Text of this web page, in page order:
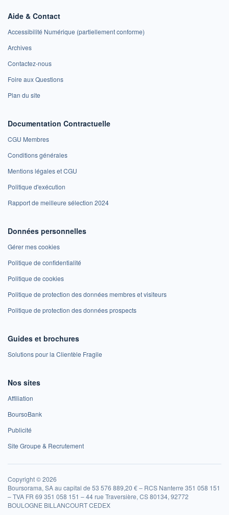
Aide & Contact
Accessibilité Numérique (partiellement conforme)
Archives
Contactez-nous
Foire aux Questions
Plan du site
Documentation Contractuelle
CGU Membres
Conditions générales
Mentions légales et CGU
Politique d'exécution
Rapport de meilleure sélection 2024
Données personnelles
Gérer mes cookies
Politique de confidentialité
Politique de cookies
Politique de protection des données membres et visiteurs
Politique de protection des données prospects
Guides et brochures
Solutions pour la Clientèle Fragile
Nos sites
Affiliation
BoursoBank
Publicité
Site Groupe & Recrutement
Copyright © 2026
Boursorama, SA au capital de 53 576 889,20 € – RCS Nanterre 351 058 151
– TVA FR 69 351 058 151 – 44 rue Traversière, CS 80134, 92772
BOULOGNE BILLANCOURT CEDEX